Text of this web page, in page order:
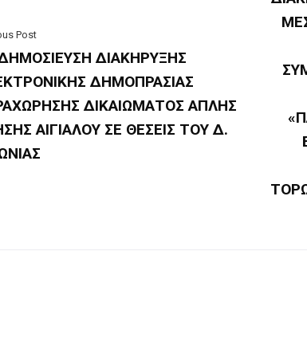
Post
ΔΙΑΚΗΡΥΞΗΣ
ΔΗΜΟΠΡΑΣΙΑΣ
ΔΙΚΑΙΩΜΑΤΟΣ ΑΠΛΗΣ
ΑΙΓΙΑΛΟΥ ΣΕ ΘΕΣΕΙΣ ΤΟΥ Δ.
Νικήτη